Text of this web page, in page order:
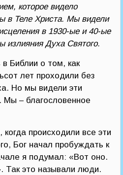
которое видело
в Теле Христа. Мы видели
в 1930-ые и 40-ые
излияния Духа Святого.
Библии о том, как
лет проходили без
Но мы видели эти
Мы – благословенное
происходили все эти
Бог начал пробуждать к
я подумал: «Вот оно.
это называли люди.